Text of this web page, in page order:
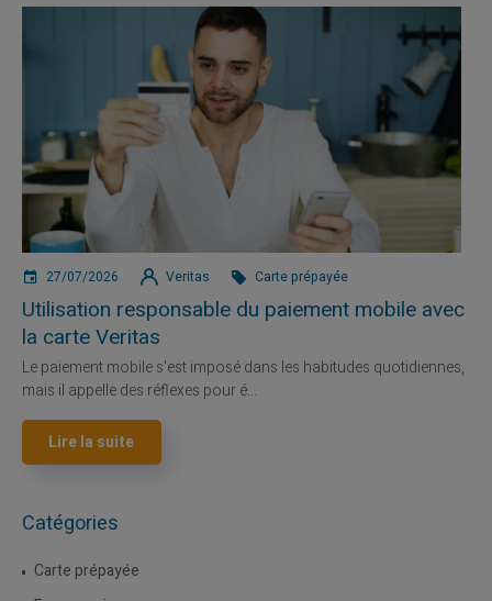
27/07/2026 Veritas Carte prépayée
Utilisation responsable du paiement mobile avec
la carte Veritas
Le paiement mobile s'est imposé dans les habitudes quotidiennes,
mais il appelle des réflexes pour é...
Lire la suite
Catégories
Carte prépayée